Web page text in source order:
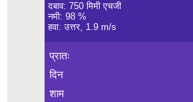
दबाव: 750 मिमी एचजी
नमी: 98 %
हवा: उत्तर, 1.9 m/s
प्रातः
दिन
शाम